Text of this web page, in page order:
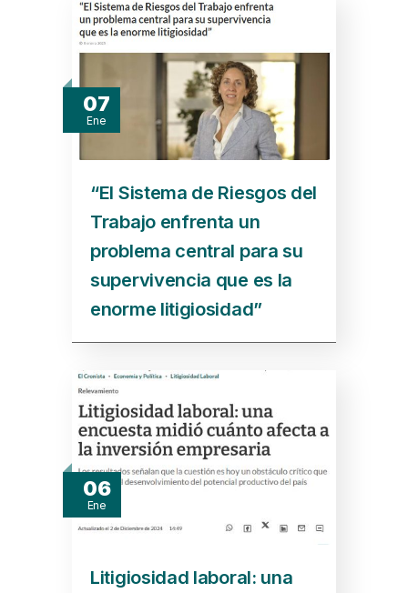
07
Ene
“El Sistema de Riesgos del
Trabajo enfrenta un
problema central para su
supervivencia que es la
enorme litigiosidad”
06
Ene
Litigiosidad laboral: una